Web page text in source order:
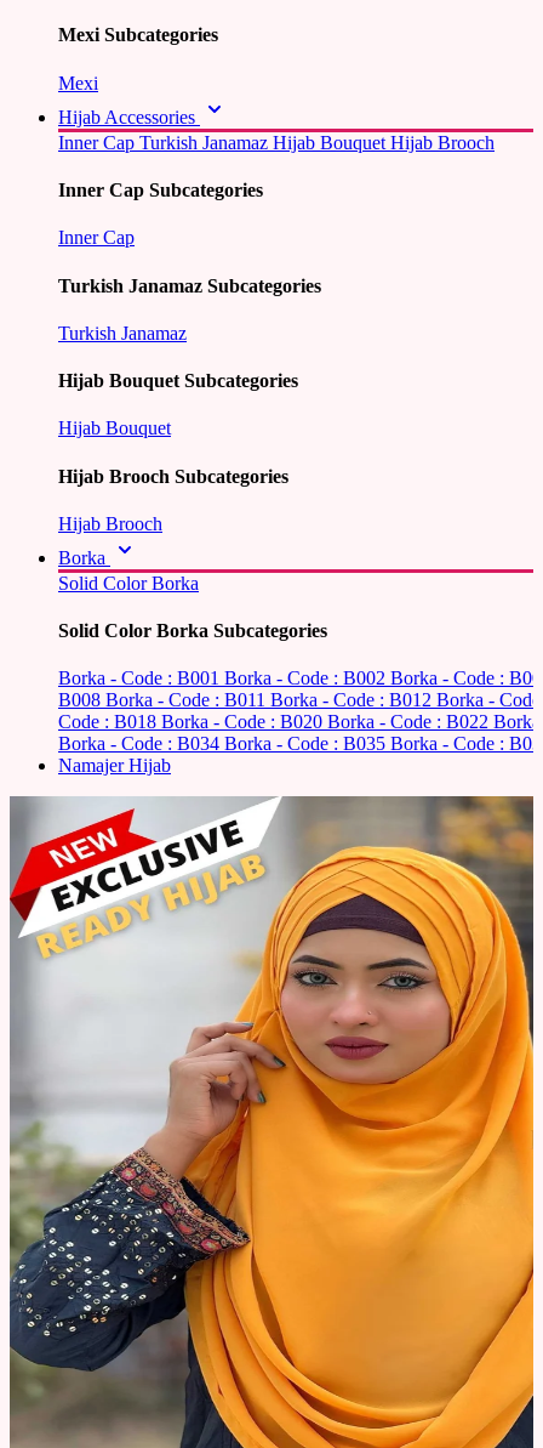
Mexi Subcategories
Mexi
Hijab Accessories
Inner Cap Turkish Janamaz Hijab Bouquet Hijab Brooch
Inner Cap Subcategories
Inner Cap
Turkish Janamaz Subcategories
Turkish Janamaz
Hijab Bouquet Subcategories
Hijab Bouquet
Hijab Brooch Subcategories
Hijab Brooch
Borka
Solid Color Borka
Solid Color Borka Subcategories
Borka - Code : B001 Borka - Code : B002 Borka - Code :
B008 Borka - Code : B011 Borka - Code : B012 Borka -
Code : B018 Borka - Code : B020 Borka - Code : B022
Borka - Code : B034 Borka - Code : B035 Borka - Code :
Namajer Hijab